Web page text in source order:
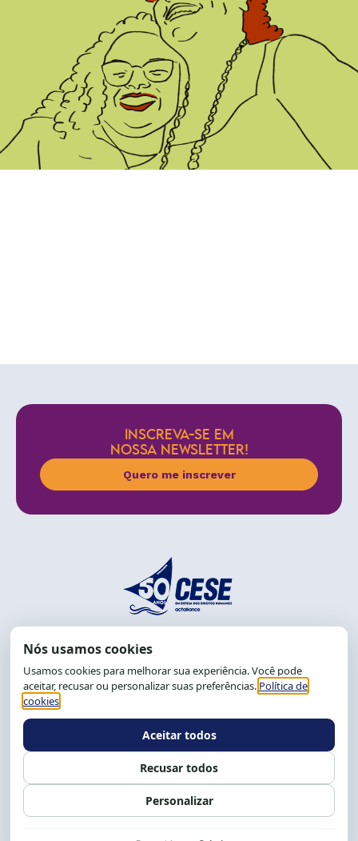
INSCREVA-SE EM
NOSSA NEWSLETTER!
Quero me inscrever
End.: R. da Graça, 150. Graça
CEP: 40.150-055
Salvador-BA, Brasil.
Tel.: (71) 2104-5457, Cel.: (71) 9 9239-2104 ou 2105
Expediente: 8h às 12h e 13 às 17h.
Siga nossas redes Fale conosco